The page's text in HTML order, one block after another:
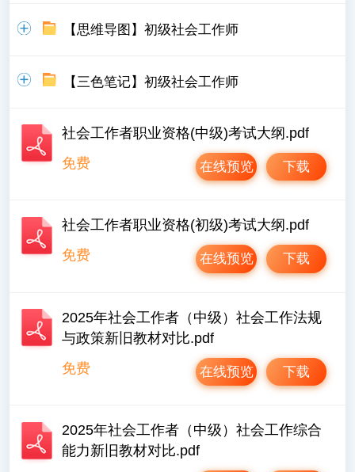
【思维导图】初级社会工作师
【三色笔记】初级社会工作师
社会工作者职业资格(中级)考试大纲.pdf
免费
下载
在线预览
社会工作者职业资格(初级)考试大纲.pdf
免费
下载
在线预览
2025年社会工作者（中级）社会工作法规
与政策新旧教材对比.pdf
免费
下载
在线预览
2025年社会工作者（中级）社会工作综合
能力新旧教材对比.pdf